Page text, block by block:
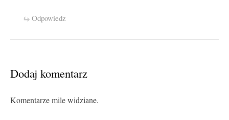
Odpowiedz
Dodaj komentarz
Komentarze mile widziane.